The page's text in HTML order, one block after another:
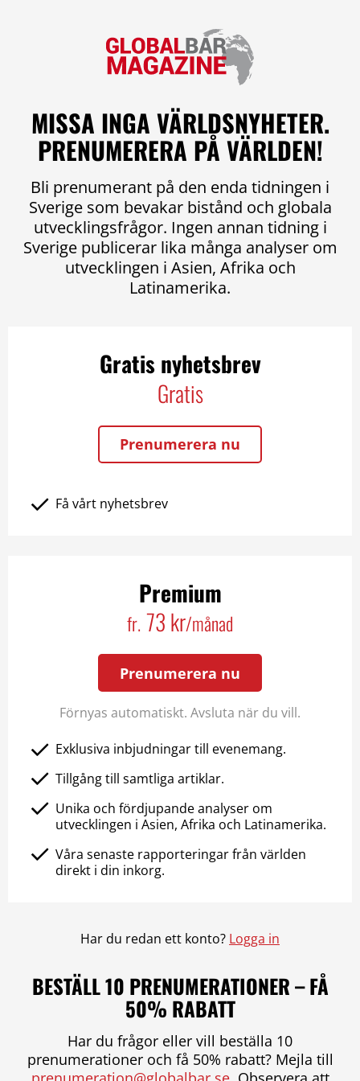
MISSA INGA VÄRLDSNYHETER.
PRENUMERERA PÅ VÄRLDEN!
Bli prenumerant på den enda tidningen i
Sverige som bevakar bistånd och globala
utvecklingsfrågor. Ingen annan tidning i
Sverige publicerar lika många analyser om
utvecklingen i Asien, Afrika och
Latinamerika.
Gratis nyhetsbrev
Gratis
Prenumerera nu
Få vårt nyhetsbrev
Premium
fr. 73 kr/månad
Prenumerera nu
Förnyas automatiskt. Avsluta när du vill.
Exklusiva inbjudningar till evenemang.
Tillgång till samtliga artiklar.
Unika och fördjupande analyser om
utvecklingen i Asien, Afrika och Latinamerika.
Våra senaste rapporteringar från världen
direkt i din inkorg.
Har du redan ett konto? Logga in
BESTÄLL 10 PRENUMERATIONER – FÅ
50% RABATT
Har du frågor eller vill beställa 10
prenumerationer och få 50% rabatt? Mejla till